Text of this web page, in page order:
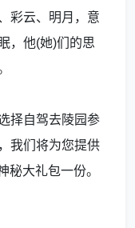
彩云、明月，意
，他(她)们的思
择自驾去陵园参
我们将为您提供
秘大礼包一份。